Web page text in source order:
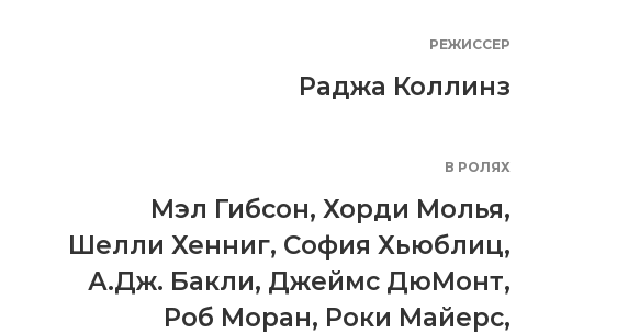
РЕЖИССЕР
Раджа Коллинз
В РОЛЯХ
Мэл Гибсон, Хорди Молья,
Шелли Хенниг, София Хьюблиц,
А.Дж. Бакли, Джеймс ДюМонт,
Роб Моран, Роки Майерс,